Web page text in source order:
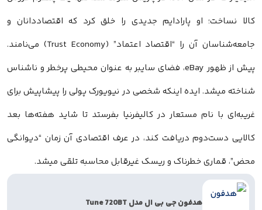
کالا نساخت؛ او پارادایم جدیدی را خلق کرد که اقتصاددانان و
جامعه‌شناسان آن را “اقتصاد اعتماد” (Trust Economy) می‌نامند.
پیش از ظهور eBay، فضای سایبر به عنوان محیطی پرخطر و ناشناس
شناخته میشد. ایده اینکه شخصی در نیویورک پولی را پیشاپیش برای
غریبه‌ای با نام مستعار در کالیفرنیا بفرستد تا شاید هفته‌ها بعد
کالایی دست‌دوم دریافت کند، در عرف اقتصادی آن زمان “دیوانگی
محض”، قماری خطرناک و ریسک غیرقابل محاسبه تلقی میشد.
هدفون جی بی ال مدل Tune 720BT